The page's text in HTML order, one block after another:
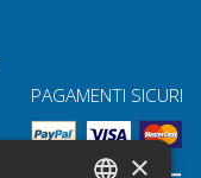
PAGAMENTI SICURI
×